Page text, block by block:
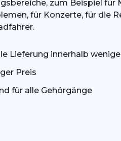
zum Beispiel für
für Konzerte, für die
Lieferung innerhalb
Preis
für alle Gehörgänge